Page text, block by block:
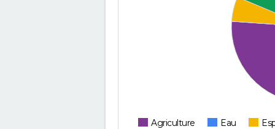
Agriculture Eau